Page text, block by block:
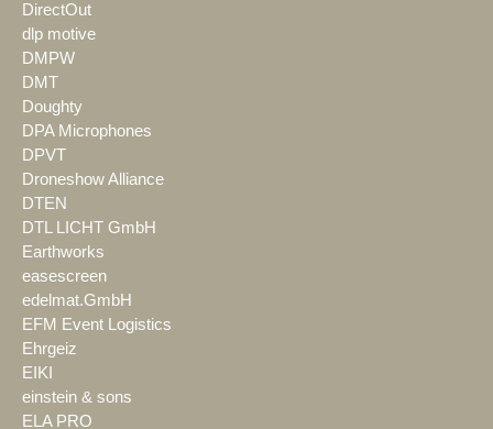
DirectOut
dlp motive
DMPW
DMT
Doughty
DPA Microphones
DPVT
Droneshow Alliance
DTEN
DTL LICHT GmbH
Earthworks
easescreen
edelmat.GmbH
EFM Event Logistics
Ehrgeiz
EIKI
einstein & sons
ELA PRO